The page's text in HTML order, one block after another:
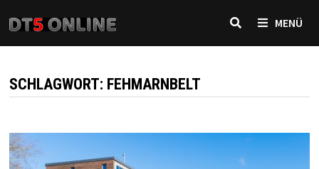
zum
Inhalt
MENÜ
SCHLAGWORT: FEHMARNBELT